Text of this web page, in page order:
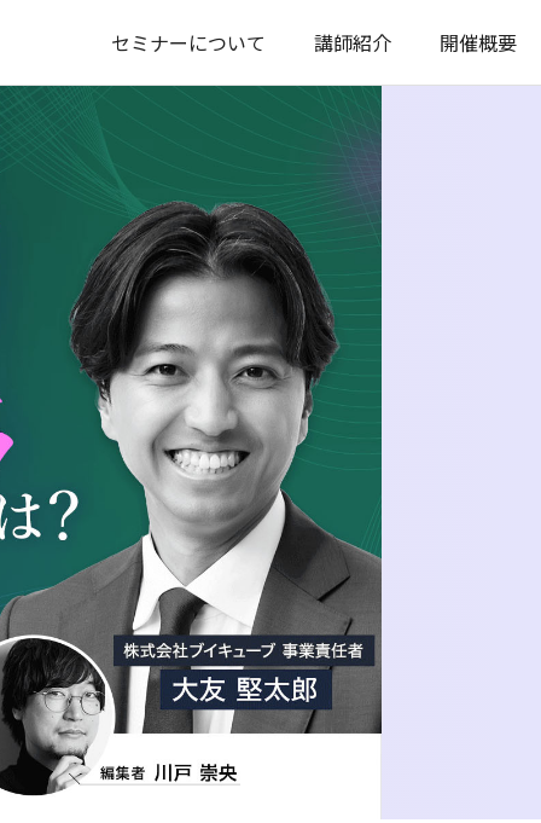
セミナーについて 講師紹介 開催概要